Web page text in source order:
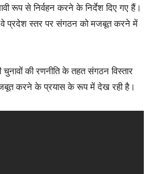
रूप से निर्वहन करने के निर्देश दिए गए हैं।
वे प्रदेश स्तर पर संगठन को मजबूत करने में
की रणनीति के तहत संगठन विस्तार
करने के प्रयास के रूप में देख रही है।